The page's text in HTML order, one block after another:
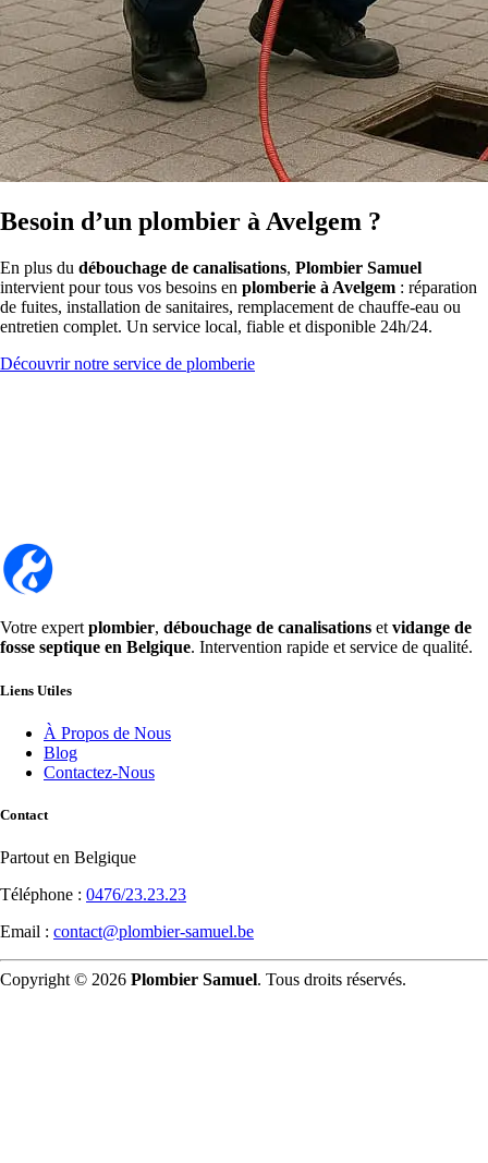
Besoin d’un plombier à Avelgem ?
En plus du débouchage de canalisations, Plombier Samuel
intervient pour tous vos besoins en plomberie à Avelgem : réparation
de fuites, installation de sanitaires, remplacement de chauffe-eau ou
entretien complet. Un service local, fiable et disponible 24h/24.
Découvrir notre service de plomberie
Votre expert plombier, débouchage de canalisations et vidange de
fosse septique en Belgique. Intervention rapide et service de qualité.
Liens Utiles
À Propos de Nous
Blog
Contactez-Nous
Contact
Partout en Belgique
Téléphone : 0476/23.23.23
Email : contact@plombier-samuel.be
Copyright © 2026 Plombier Samuel. Tous droits réservés.